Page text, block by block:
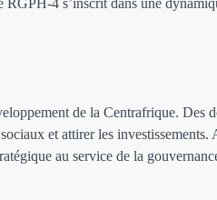
de la Centrafrique. Des
et attirer les
au service de la